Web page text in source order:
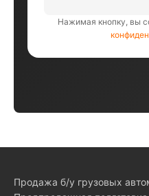
Нажимая кнопку, вы
Продажа б/у грузовых